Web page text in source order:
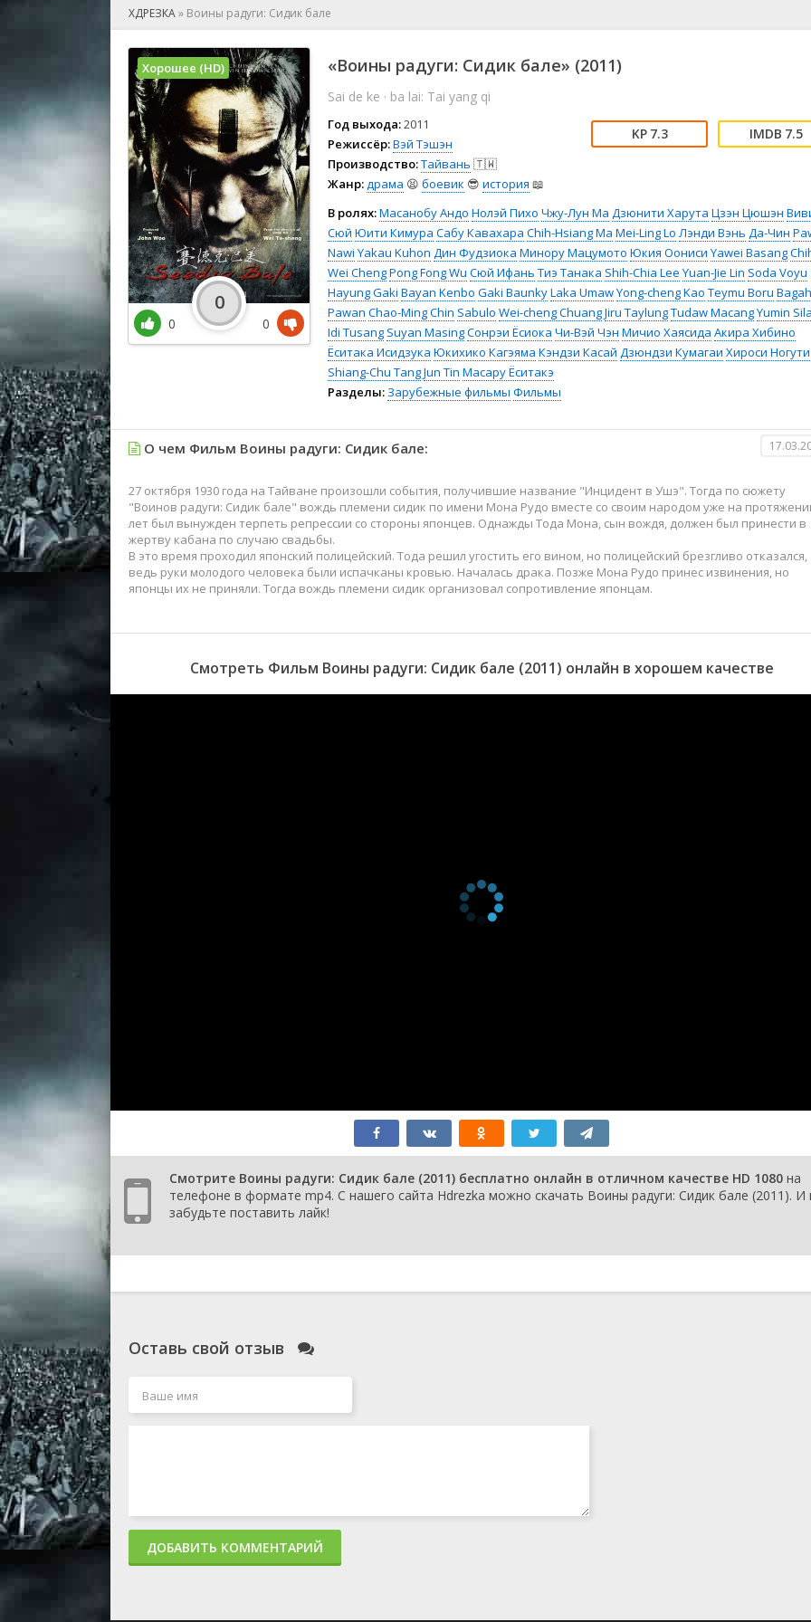
🕺 Мюзикл
👨‍💼 Новости
👨‍💻 Реальное тв
🎤 Ток-шоу
😱 Ужасы
🧙‍♀️ Фантастика
🤠 Фильм-нуар
🧝‍♂️ Фэнтези
🏅 Церемония
ХДРЕЗКА» Воины радуги: Сидик бале
«Воины радуги: Сидик бале» (2011)
Sai de ke · ba lai: Tai yang qi
Год выхода:2011
Режиссёр:Вэй Тэшэн
Производство:Тайвань 🇹🇼
Жанр:драма 😫 боевик 😎 история 📖
7.3 7.5
В ролях:Масанобу Андо Нолэй Пихо Чжу-Лун Ма Дзюнити Харута Цзэн Цюшэн
Сюй Юити Кимура Сабу Кавахара Chih-Hsiang Ma Mei-Ling Lo Лэнди Вэнь Да-Чин
Nawi Yakau Kuhon Дин Фудзиока Минору Мацумото Юкия Оониси Yawei Basang
Wei ChengPong Fong Wu Сюй Ифань Тиэ Танака Shih-Chia Lee Yuan-Jie Lin Soda Voyu
Hayung Gaki Bayan Kenbo Gaki BaunkyLaka UmawYong-cheng Kao Teymu Boru Bagah
Pawan Chao-Ming Chin Sabulo Wei-cheng ChuangJiru TaylungTudaw MacangYumin
Idi Tusang Suyan MasingСонрэи Ёсиока Чи-Вэй Чэн Мичио Хаясида Акира Хибино
Ёситака Исидзука Юкихико Кагэяма Кэндзи Касай Дзюндзи Кумагаи Хироси Ногути
Shiang-Chu TangJun Tin Масару Ёситакэ
Разделы: Зарубежные фильмы Фильмы
Хорошее (HD)
0
0
0
О чем Фильм Воины радуги: Сидик бале:
27 октября 1930 года на Тайване произошли события, получившие название "Инцидент в Ушэ". Тогда по сюжету
"Воинов радуги: Сидик бале" вождь племени сидик по имени Мона Рудо вместе со своим народом уже на
лет был вынужден терпеть репрессии со стороны японцев. Однажды Тода Мона, сын вождя, должен был принести в
жертву кабана по случаю свадьбы.
В это время проходил японский полицейский. Тода решил угостить его вином, но полицейский брезгливо отказался,
ведь руки молодого человека были испачканы кровью. Началась драка. Позже Мона Рудо принес извинения, но
японцы их не приняли. Тогда вождь племени сидик организовал сопротивление японцам.
Смотреть Фильм Воины радуги: Сидик бале (2011) онлайн в хорошем качестве
Смотрите Воины радуги: Сидик бале (2011) бесплатно онлайн в отличном качестве HD 1080 на
телефоне в формате mp4. С нашего сайта Hdrezka можно скачать Воины радуги: Сидик бале (2011). И
забудьте поставить лайк!
Оставь свой отзыв
ДОБАВИТЬ КОММЕНТАРИЙ